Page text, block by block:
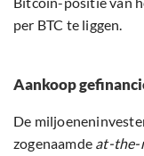
per BTC te liggen.
Aankoop
De
zogenaamde at-the-